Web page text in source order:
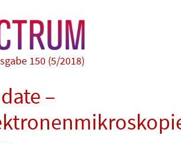
150 (5/2018)
–